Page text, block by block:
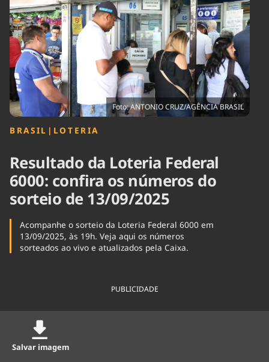
Brasil
Brasil Mineral
Ciência &
Tecnologia
Cinema
Cultura
Economia
Educação
Infraestrutura
Internacional
Podcast
Política
Saúde
Tempo
Foto: ANTONIO CRUZ/AGÊNCIA BRASIL
BRASIL | LOTERIA
Resultado da Loteria Federal
6000: confira os números do
sorteio de 13/09/2025
Acompanhe o sorteio da Loteria Federal 6000 em
13/09/2025, às 19h. Veja aqui os números
sorteados ao vivo e atualizados pela Caixa.
PUBLICIDADE
Salvar imagem